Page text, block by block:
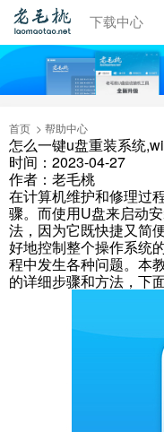
视频教程 下载中心
首页 帮助中心
怎么一键u盘重装系统
时间：2023-04-27
作者：老毛桃
在计算机维护和修理过
骤。而使用U盘来启动
法，因为它既快捷又简
好地控制整个操作系统
程中发生各种问题。本
的详细步骤和方法，下